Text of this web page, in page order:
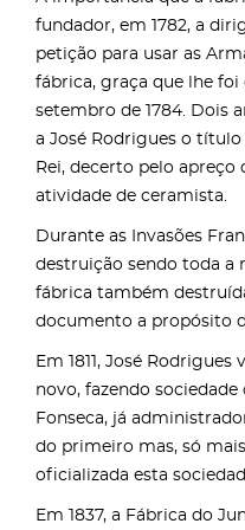
fundador, em 1782, a
petição para usar as
fábrica, graça que lhe
setembro de 1784. Dois
a José Rodrigues o
Rei, decerto pelo apreço
atividade de ceramista.
Durante as Invasões
destruição sendo toda a
fábrica também
documento a propósito
Em 1811, José
novo, fazendo sociedade
Fonseca, já
do primeiro mas, só
oficializada esta
Em 1837, a Fábrica do